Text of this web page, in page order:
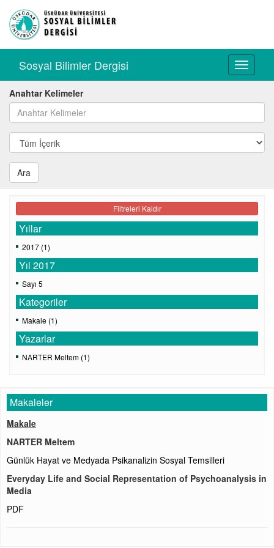
Toggle
Sosyal Bilimler Dergisi
Anahtar Kelimeler
Ara
Filtreleri Kaldır
Yıllar
2017 (1)
Yıl 2017
Sayı 5
Kategoriler
Makale (1)
Yazarlar
NARTER Meltem (1)
Makaleler
Makale
NARTER Meltem
Günlük Hayat ve Medyada Psikanalizin Sosyal Temsilleri
Everyday Life and Social Representation of Psychoanalysis in
Media
PDF